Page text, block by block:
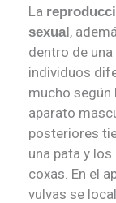
La
sexual,
dentro de
individuos
mucho según
aparato
posteriores
una pata y
coxas. En el
vulvas se